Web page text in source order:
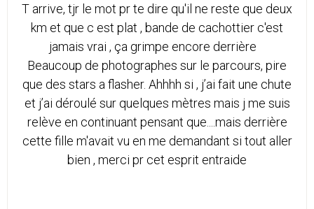
T arrive, tjr le mot pr te dire qu'il ne reste que deux
km et que c est plat , bande de cachottier c'est
jamais vrai , ça grimpe encore derrière
Beaucoup de photographes sur le parcours, pire
que des stars a flasher. Ahhhh si , j’ai fait une chute
et j’ai déroulé sur quelques mètres mais j me suis
relève en continuant pensant que....mais derrière
cette fille m'avait vu en me demandant si tout aller
bien , merci pr cet esprit entraide